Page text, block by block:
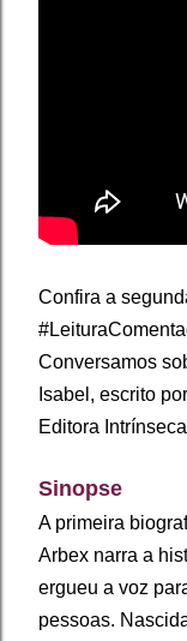
Confira a
Conversamos
Isabel, escrito
Editora
Sinopse
A primeira
Arbex narra a
ergueu a voz
pessoas.